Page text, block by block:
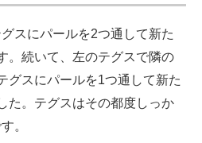
スにパールを2つ通して新た
。続いて、左のテグスで隣の
グスにパールを1つ通して新た
た。テグスはその都度しっか
。